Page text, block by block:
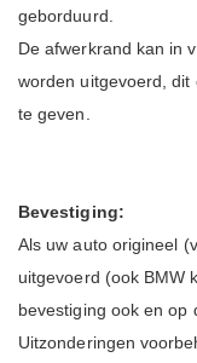
geborduurd.
De afwerkrand kan in
worden uitgevoerd,
te geven.
Bevestiging:
Als uw auto origineel
uitgevoerd (ook BMW
bevestiging ook en op
Uitzonderingen